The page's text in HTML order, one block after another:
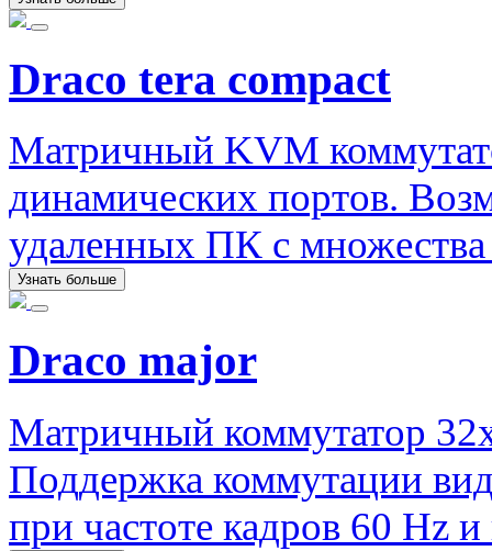
Draco tera compact
Матричный KVM
динамических портов.
удаленных ПК с
Узнать больше
Draco major
Матричный коммутатор
Поддержка коммутации
при частоте кадров 60 Hz